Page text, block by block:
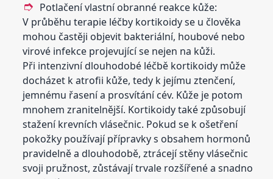
Potlačení vlastní obranné reakce kůže:
V průběhu terapie léčby kortikoidy se u člověka
mohou častěji objevit bakteriální, houbové nebo
virové infekce projevující se nejen na kůži.
Při intenzivní dlouhodobé léčbě kortikoidy může
docházet k atrofii kůže, tedy k jejímu ztenčení,
jemnému řasení a prosvítání cév. Kůže je potom
mnohem zranitelnější. Kortikoidy také způsobují
stažení krevních vlásečnic. Pokud se k ošetření
pokožky používají přípravky s obsahem hormonů
pravidelně a dlouhodobě, ztrácejí stěny vlásečnic
svoji pružnost, zůstávají trvale rozšířené a snadno